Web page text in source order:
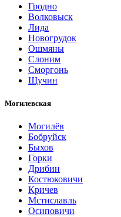
Гродно
Волковыск
Лида
Новогрудок
Ошмяны
Слоним
Сморгонь
Щучин
Могилевская
Могилёв
Бобруйск
Быхов
Горки
Дрибин
Костюковичи
Кричев
Мстиславль
Осиповичи